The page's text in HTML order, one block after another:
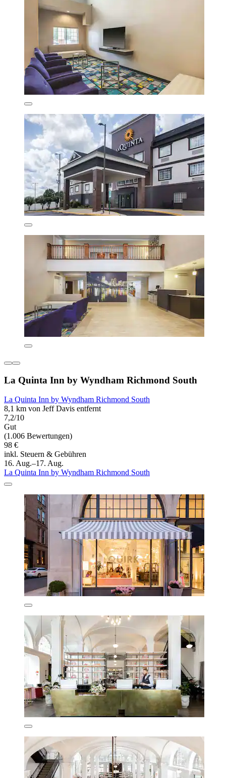
La Quinta Inn by Wyndham Richmond South
La Quinta Inn by Wyndham Richmond South
8,1 km von Jeff Davis entfernt
7,2/10
Gut
(1.006 Bewertungen)
98 €
inkl. Steuern & Gebühren
16. Aug.–17. Aug.
La Quinta Inn by Wyndham Richmond South